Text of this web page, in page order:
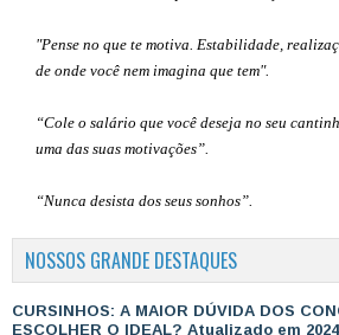
"Pense no que te motiva. Estabilidade,
de onde você nem imagina que tem".
“Cole o salário que você deseja no seu
uma das suas motivações”
“Nunca desista dos seus sonhos”.
NOSSOS GRANDE DESTAQUES
CURSINHOS: A MAIOR DÚVIDA DOS
ESCOLHER O IDEAL? Atualizado em 2024